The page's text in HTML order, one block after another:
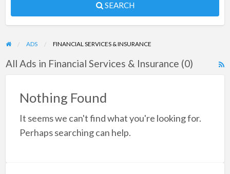
SEARCH
ADS FINANCIAL SERVICES & INSURANCE
All Ads in Financial Services & Insurance (0)
Nothing Found
It seems we can't find what you're looking for.
Perhaps searching can help.